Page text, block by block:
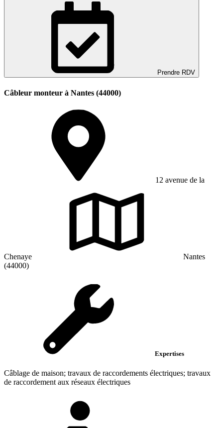
Prendre RDV
Câbleur monteur à Nantes (44000)
12 avenue de la
Chenaye
Nantes
(44000)
Expertises
Câblage de maison; travaux de raccordements électriques; travaux
de raccordement aux réseaux électriques